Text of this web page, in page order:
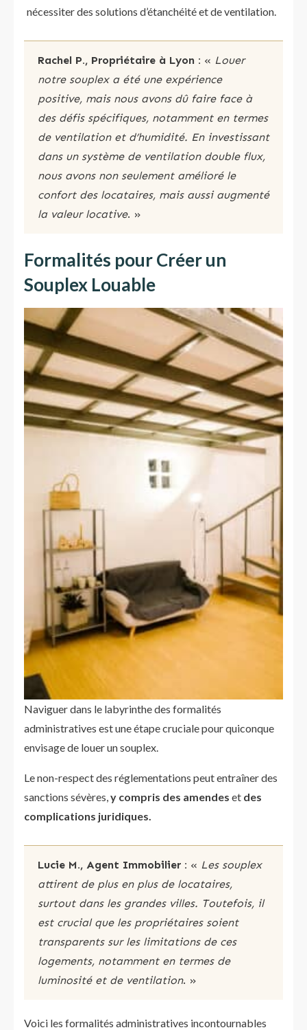
nécessiter des solutions d’étanchéité et de ventilation.
Rachel P., Propriétaire à Lyon : « Louer
notre souplex a été une expérience
positive, mais nous avons dû faire face à
des défis spécifiques, notamment en termes
de ventilation et d’humidité. En investissant
dans un système de ventilation double flux,
nous avons non seulement amélioré le
confort des locataires, mais aussi augmenté
la valeur locative. »
Formalités pour Créer un
Souplex Louable
Naviguer dans le labyrinthe des formalités
administratives est une étape cruciale pour quiconque
envisage de louer un souplex.
Le non-respect des réglementations peut entraîner des
sanctions sévères,y compris des amendes et des
complications juridiques.
Lucie M., Agent Immobilier : « Les souplex
attirent de plus en plus de locataires,
surtout dans les grandes villes. Toutefois, il
est crucial que les propriétaires soient
transparents sur les limitations de ces
logements, notamment en termes de
luminosité et de ventilation. »
Voici les formalités administratives incontournables